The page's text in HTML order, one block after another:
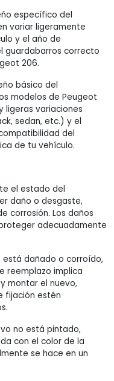
específico del
variar ligeramente
y el año de
guardabarros correcto
206.
básico del
modelos de Peugeot
ligeras variaciones
sedan, etc.) y el
del
de tu vehículo.
el estado del
daño o desgaste,
corrosión. Los daños
adecuadamente
está dañado o corroído,
reemplazo implica
montar el nuevo,
fijación estén
no está pintado,
con el color de la
se hace en un